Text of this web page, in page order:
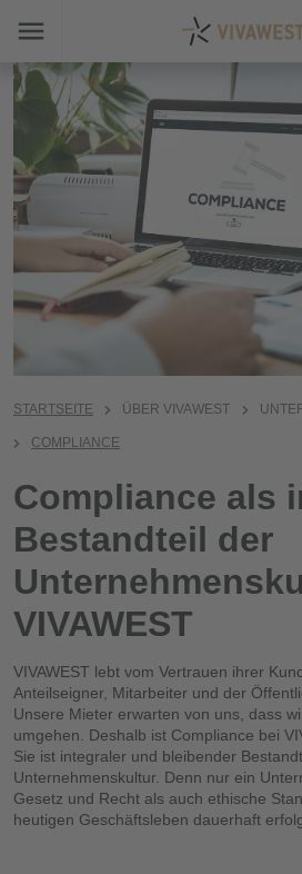
STARTSEITE ÜBER VIVAWEST
COMPLIANCE
Compliance als
Bestandteil der
VIVAWEST
VIVAWEST lebt vom Vertrauen ihrer
Anteilseigner, Mitarbeiter und der
Unsere Mieter erwarten von uns, dass
umgehen. Deshalb ist Compliance bei
Sie ist integraler und bleibender
Unternehmenskultur. Denn nur ein
Gesetz und Recht als auch ethische
heutigen Geschäftsleben dauerhaft